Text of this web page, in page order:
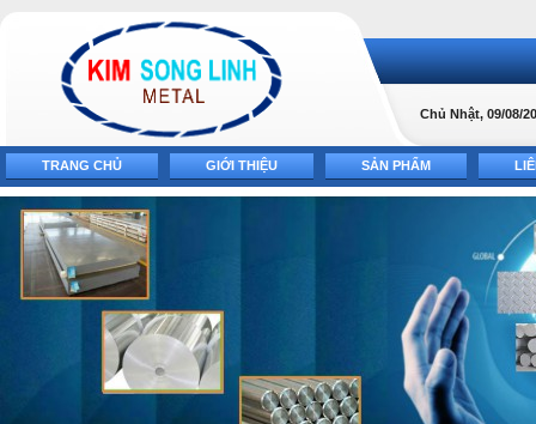
Chủ Nhật, 09/08/
TRANG CHỦ GIỚI THIỆU SẢN PHẨM